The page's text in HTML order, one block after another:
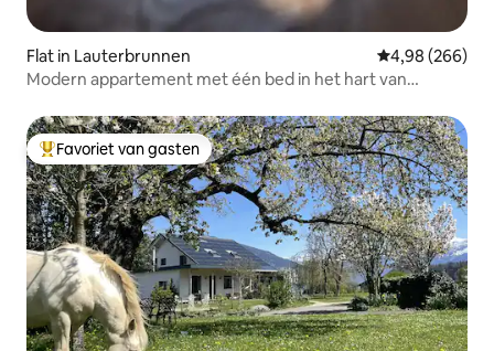
Flat in Lauterbrunnen Gemiddelde
4,98 (266)
Modern appartement met één bed in het hart van
Topfavoriet van gasten
Favoriet van gasten